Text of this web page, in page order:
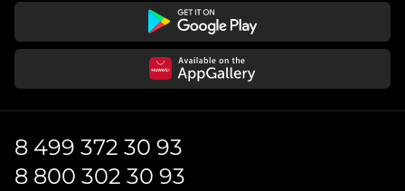
8 499 372 30 93
8 800 302 30 93